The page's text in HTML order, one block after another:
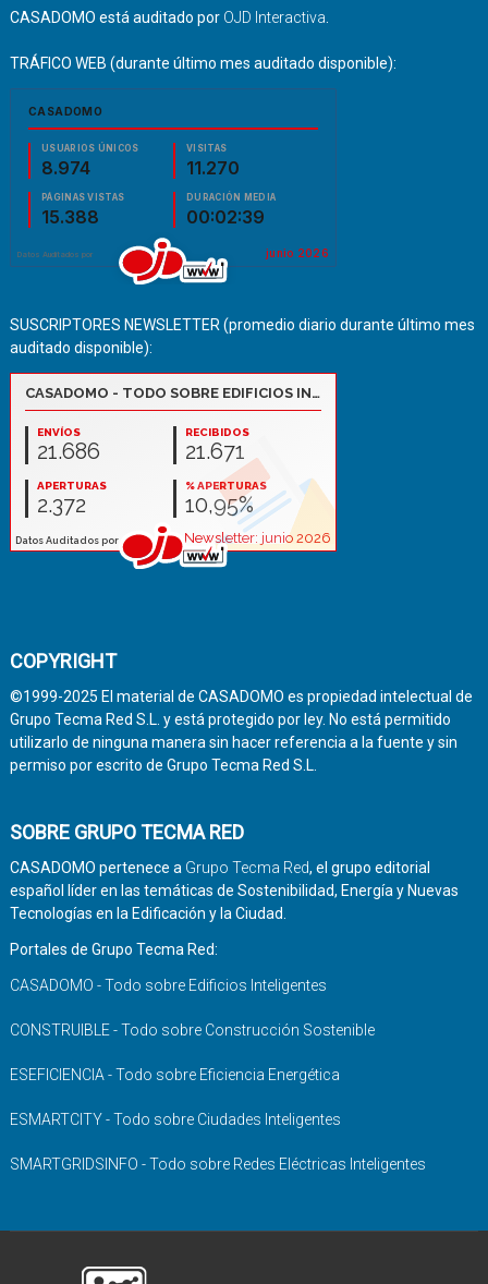
CASADOMO está auditado por OJD Interactiva
TRÁFICO WEB (durante último mes auditado disponible):
SUSCRIPTORES NEWSLETTER (promedio diario durante último mes
auditado disponible):
COPYRIGHT
©1999-2025 El material de CASADOMO es propiedad intelectual de
Grupo Tecma Red S.L. y está protegido por ley. No está permitido
utilizarlo de ninguna manera sin hacer referencia a la fuente y sin
permiso por escrito de Grupo Tecma Red S.L.
SOBRE GRUPO TECMA RED
CASADOMO pertenece a Grupo Tecma Red, el grupo editorial
español líder en las temáticas de Sostenibilidad, Energía y Nuevas
Tecnologías en la Edificación y la Ciudad.
Portales de Grupo Tecma Red:
CASADOMO - Todo sobre Edificios Inteligentes
CONSTRUIBLE - Todo sobre Construcción Sostenible
ESEFICIENCIA - Todo sobre Eficiencia Energética
ESMARTCITY - Todo sobre Ciudades Inteligentes
SMARTGRIDSINFO - Todo sobre Redes Eléctricas Inteligentes